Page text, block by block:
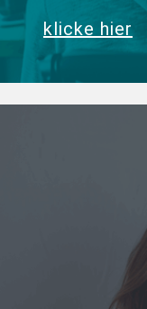
klicke hier